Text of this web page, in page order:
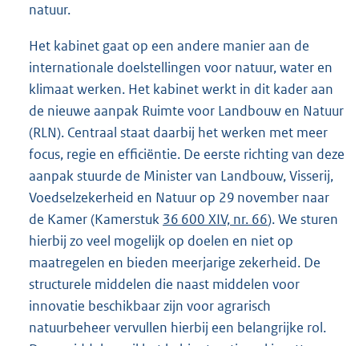
natuur.
Het kabinet gaat op een andere manier aan de
internationale doelstellingen voor natuur, water en
klimaat werken. Het kabinet werkt in dit kader aan
de nieuwe aanpak Ruimte voor Landbouw en Natuur
(RLN). Centraal staat daarbij het werken met meer
focus, regie en efficiëntie. De eerste richting van deze
aanpak stuurde de Minister van Landbouw, Visserij,
Voedselzekerheid en Natuur op 29 november naar
de Kamer (Kamerstuk 36 600 XIV, nr. 66). We sturen
hierbij zo veel mogelijk op doelen en niet op
maatregelen en bieden meerjarige zekerheid. De
structurele middelen die naast middelen voor
innovatie beschikbaar zijn voor agrarisch
natuurbeheer vervullen hierbij een belangrijke rol.